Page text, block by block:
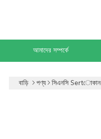
আমাদের সম্পর্কে
বাড়ি পণ্য সিএনসি Sertোকান